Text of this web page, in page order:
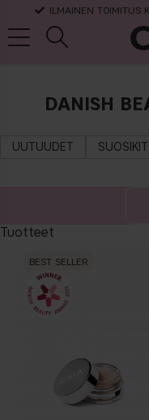
ILMAINEN TOIMITUS
DANISH
UUTUUDET SUOSIKIT
Tuotteet
BEST SELLER